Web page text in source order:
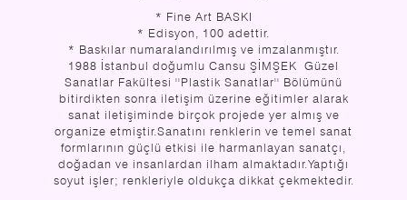
* Fine Art BASKI
* Edisyon, 100 adettir.
* Baskılar numaralandırılmış ve imzalanmıştır.
1988 İstanbul doğumlu Cansu ŞİMŞEK Güzel
Sanatlar Fakültesi ''Plastik Sanatlar'' Bölümünü
bitirdikten sonra iletişim üzerine eğitimler alarak
sanat iletişiminde birçok projede yer almış ve
organize etmiştir.Sanatını renklerin ve temel sanat
formlarının güçlü etkisi ile harmanlayan sanatçı,
doğadan ve insanlardan ilham almaktadır.Yaptığı
soyut işler; renkleriyle oldukça dikkat çekmektedir.